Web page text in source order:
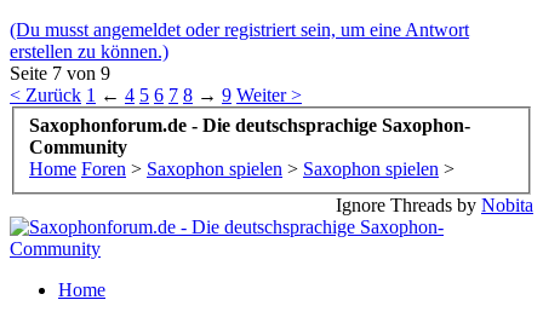
(Du musst angemeldet oder registriert sein, um eine Antwort
erstellen zu können.)
Seite 7 von 9
< Zurück 1 ← 4 5 6 7 8 → 9 Weiter >
Saxophonforum.de - Die deutschsprachige Saxophon-
Community
Home Foren > Saxophon spielen > Saxophon spielen >
Ignore Threads by Nobita
Home